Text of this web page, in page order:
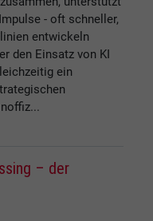
- oft schneller,
entwickeln
den Einsatz von KI
ein
– der